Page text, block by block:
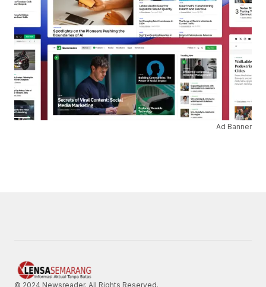
Ad Banner
© 2024 Newsreader. All Rights Reserved.